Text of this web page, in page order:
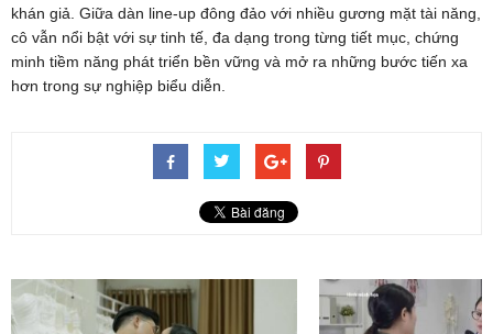
khán giả. Giữa dàn line-up đông đảo với nhiều gương mặt tài năng,
cô vẫn nổi bật với sự tinh tế, đa dạng trong từng tiết mục, chứng
minh tiềm năng phát triển bền vững và mở ra những bước tiến xa
hơn trong sự nghiệp biểu diễn.